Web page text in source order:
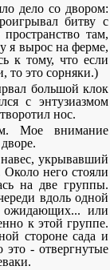
дело со двором:
битву с
там,
я вырос на ферме,
к тому, что если
то это сорняки.)
большой клок
с энтузиазмом
нос.
Мое внимание
укрывавший
него стояли
на две группы.
вдоль одной
ожидающих... или
к этой группе.
стороне сада и
- отвергнутые